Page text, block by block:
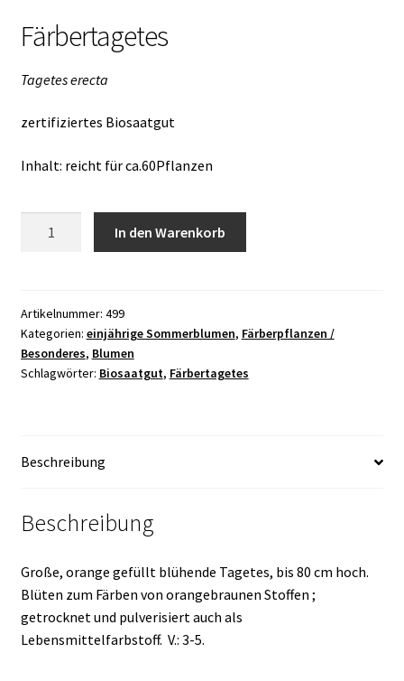
Färbertagetes
Tagetes erecta
zertifiziertes Biosaatgut
Inhalt: reicht für ca.60Pflanzen
In den Warenkorb
Artikelnummer: 499
Kategorien: einjährige Sommerblumen, Färberpflanzen /
Besonderes, Blumen
Schlagwörter: Biosaatgut, Färbertagetes
Beschreibung
Beschreibung
Große, orange gefüllt blühende Tagetes, bis 80 cm hoch.
Blüten zum Färben von orangebraunen Stoffen ;
getrocknet und pulverisiert auch als
Lebensmittelfarbstoff. V.: 3-5.